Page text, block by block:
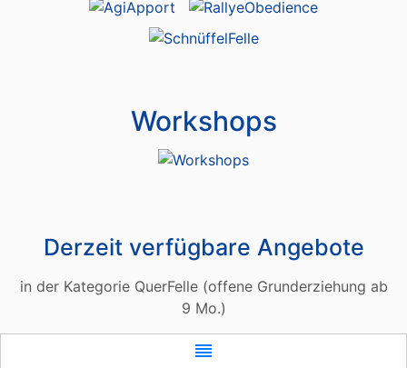
Workshops
Derzeit verfügbare Angebote
in der Kategorie QuerFelle (offene Grunderziehung ab
9 Mo.)
reorder